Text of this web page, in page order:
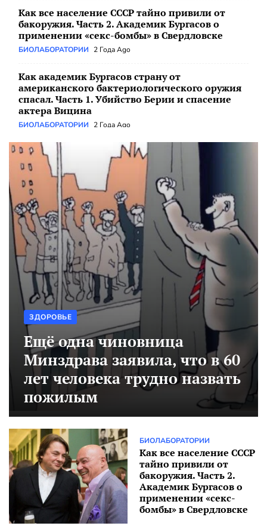
БИОЛАБОРАТОРИИ 2 Года Ago
Как академик Бургасов страну от
американского бактериологического оружия
актера Вицина
БИОЛАБОРАТОРИИ 2 Года Ago
«…Результат «диалога» с НАТО будет достигнут
с гораздо большими издержками для
ИНФОРМАЦИОННАЯ ВОЙНА 3 Года Ago
Первые выводы после мятежа Пригожина
ИНФОРМАЦИОННАЯ ВОЙНА 3 Года Ago
Военный мятеж: это был «хитрый план» и
постановка
СПЕЦОПЕРАЦИЯ 3 Года Ago
Начало «контрнаступа», окружённый «Вагнер»
и всёпропало.
СПЕЦОПЕРАЦИЯ 3 Года Ago
Как шутка блогеров об украинском
контрнаступлении «сломала» российские
медиа
ИНФОРМАЦИОННАЯ ВОЙНА 3 Года Ago
О бедной эстраде молвим мы слово…
КИНО-ВИНО-И-ДОМИНО
Ещё одна чиновница Минздрава заявила, что
в 60 лет человека трудно назвать пожилым
ЗДОРОВЬЕ 2 Года Ago
Кто ответит за Познера и прочих на Первом
канале?
НАШЕ ТВ 2 Года Ago
ЗДОРОВЬЕ
Ещё одна чиновница
Минздрава заявила, что в 60
лет человека трудно назвать
пожилым
БИОЛАБОРАТОРИИ
Как все население СССР
тайно привили от
бакоружия. Часть 2.
Академик Бургасов о
применении «секс-
бомбы» в Свердловске